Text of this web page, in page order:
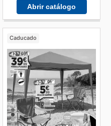
Abrir catálogo
Caducado